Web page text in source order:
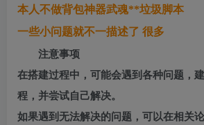
本人不做背包神器武魂**垃圾脚本
一些小问题就不一描述了 很多
注意事项
在搭建过程中，可能会遇到各种问题，
程，并尝试自己解决。
如果遇到无法解决的问题，可以在相关